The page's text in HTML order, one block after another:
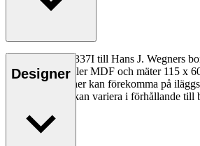
Iläggsskiva CH337I till Hans J. Wegners
av massivt trä eller MDF och mäter 115 x
mindre variationer kan förekomma på
på insatsskivor kan variera i förhållande till
Designer